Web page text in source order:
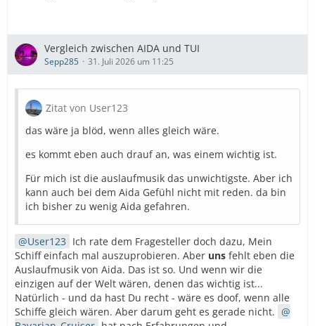
Vergleich zwischen AIDA und TUI
Sepp285 31. Juli 2026 um 11:25
Zitat von User123
das wäre ja blöd, wenn alles gleich wäre.
es kommt eben auch drauf an, was einem wichtig ist.
Für mich ist die auslaufmusik das unwichtigste. Aber ich
kann auch bei dem Aida Gefühl nicht mit reden. da bin
ich bisher zu wenig Aida gefahren.
User123 Ich rate dem Fragesteller doch dazu, Mein
Schiff einfach mal auszuprobieren. Aber uns fehlt eben die
Auslaufmusik von Aida. Das ist so. Und wenn wir die
einzigen auf der Welt wären, denen das wichtig ist...
Natürlich - und da hast Du recht - wäre es doof, wenn alle
Schiffe gleich wären. Aber darum geht es gerade nicht.